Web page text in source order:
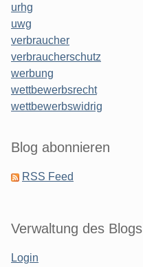
urhg
uwg
verbraucher
verbraucherschutz
werbung
wettbewerbsrecht
wettbewerbswidrig
Blog abonnieren
RSS Feed
Verwaltung des Blogs
Login